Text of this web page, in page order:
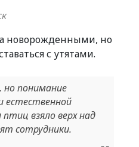
новорожденными, но
с утятами.
но понимание
естественной
взяло верх над
сотрудники.